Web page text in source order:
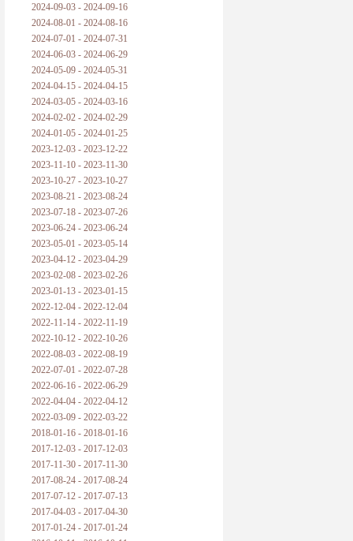
2024-09-03 - 2024-09-16
2024-08-01 - 2024-08-16
2024-07-01 - 2024-07-31
2024-06-03 - 2024-06-29
2024-05-09 - 2024-05-31
2024-04-15 - 2024-04-15
2024-03-05 - 2024-03-16
2024-02-02 - 2024-02-29
2024-01-05 - 2024-01-25
2023-12-03 - 2023-12-22
2023-11-10 - 2023-11-30
2023-10-27 - 2023-10-27
2023-08-21 - 2023-08-24
2023-07-18 - 2023-07-26
2023-06-24 - 2023-06-24
2023-05-01 - 2023-05-14
2023-04-12 - 2023-04-29
2023-02-08 - 2023-02-26
2023-01-13 - 2023-01-15
2022-12-04 - 2022-12-04
2022-11-14 - 2022-11-19
2022-10-12 - 2022-10-26
2022-08-03 - 2022-08-19
2022-07-01 - 2022-07-28
2022-06-16 - 2022-06-29
2022-04-04 - 2022-04-12
2022-03-09 - 2022-03-22
2018-01-16 - 2018-01-16
2017-12-03 - 2017-12-03
2017-11-30 - 2017-11-30
2017-08-24 - 2017-08-24
2017-07-12 - 2017-07-13
2017-04-03 - 2017-04-30
2017-01-24 - 2017-01-24